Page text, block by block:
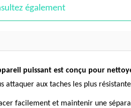
également
puissant est conçu pour
attaquer aux taches les plus
facilement et maintenir une